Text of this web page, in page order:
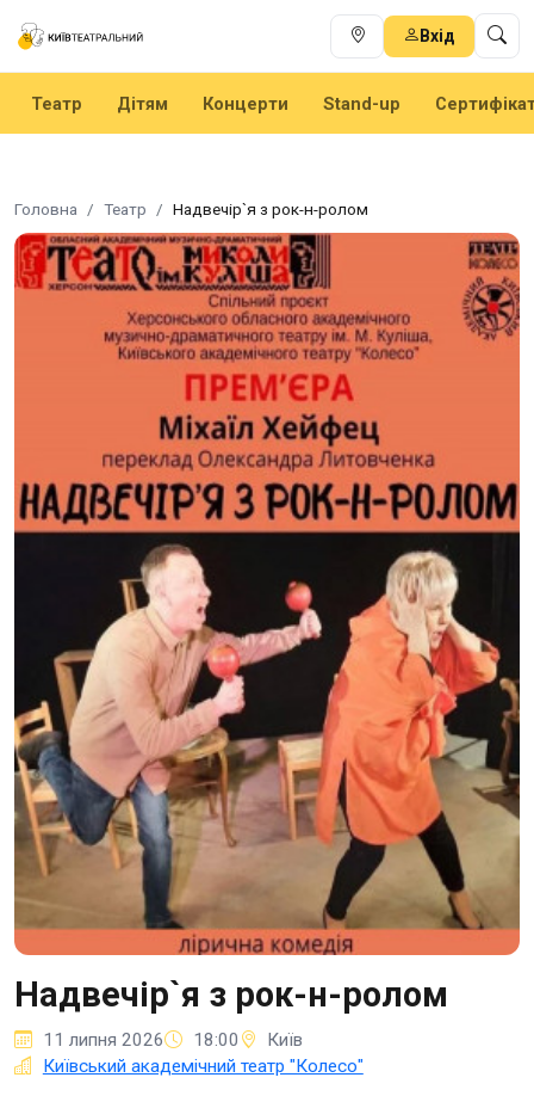
Вхід
Театр Дітям Концерти Stand-up
Головна Театр Надвечір`я з рок-н-ролом
Надвечір`я з рок-н-ролом
11 липня 2026 18:00
Київ
Київський академічний театр "Колесо"